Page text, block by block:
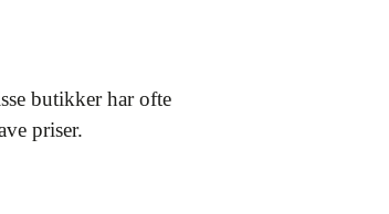
butikker har ofte
priser.